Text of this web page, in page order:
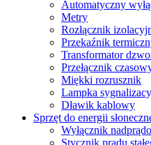
Automatyczny
Metry
Rozłącznik
Przekaźnik
Transformator
Przełącznik
Miękki rozrusznik
Lampka
Dławik kablowy
Sprzęt do energii
Wyłącznik